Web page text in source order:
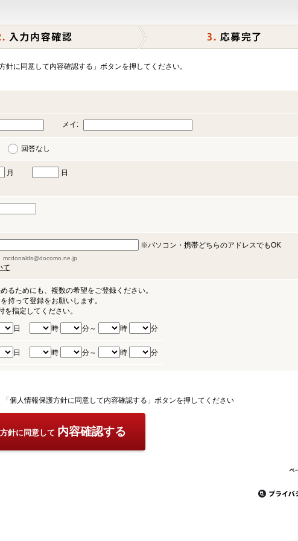
に同意して内容確認する」ボタンを押してください。
メイ:
回答なし
月 日
※パソコン・携帯どちらのアドレスでもOK
mcdonalds@docomo.ne.jp
て
るためにも、複数の希望をご登録ください。
持って登録をお願いします。
指定してください。
日 時 分～ 時 分
日 時 分～ 時 分
「個人情報保護方針に同意して内容確認する」ボタンを押してください
針に同意して 内容確認する